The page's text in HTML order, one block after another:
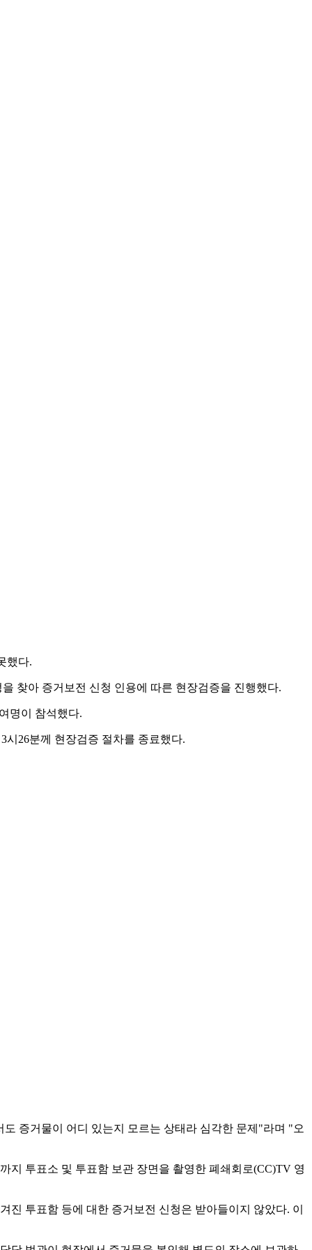
했다.
찾아 증거보전 신청 인용에 따른 현장검증을 진행했다.
명이 참석했다.
시26분께 현장검증 절차를 종료했다.
증거물이 어디 있는지 모르는 상태라 심각한 문제"라며 "오
지 투표소 및 투표함 보관 장면을 촬영한 폐쇄회로(CC)TV 영
투표함 등에 대한 증거보전 신청은 받아들이지 않았다. 이